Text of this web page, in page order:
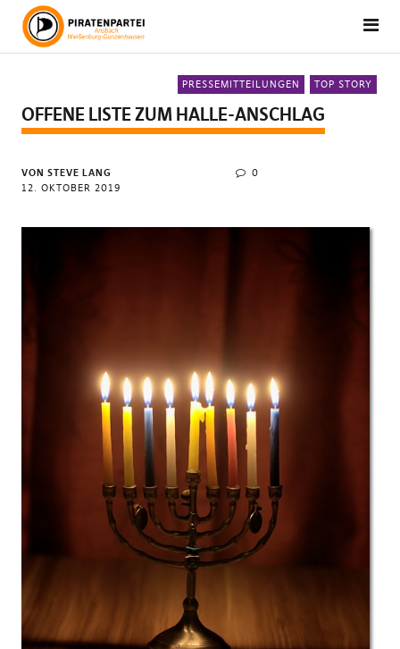
PRESSEMITTEILUNGEN TOP STORY
OFFENE LISTE ZUM HALLE-ANSCHLAG
VON STEVE LANG
12. OKTOBER 2019
0